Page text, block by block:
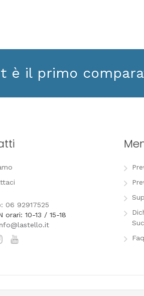
è il primo
06 92917525
orari: 10-13 / 15-18
Faq